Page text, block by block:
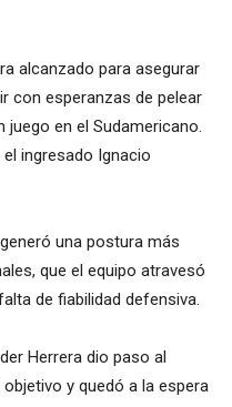
alcanzado para asegurar
con esperanzas de pelear
en el Sudamericano.
ingresado Ignacio
una postura más
que el equipo atravesó
de fiabilidad defensiva.
Herrera dio paso al
y quedó a la espera